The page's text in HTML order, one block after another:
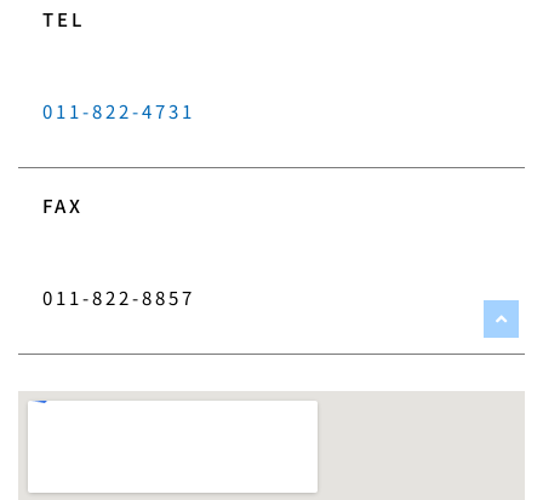
TEL
011-822-4731
FAX
011-822-8857